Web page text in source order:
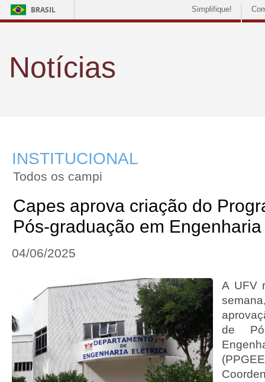
BRASIL Simplifique!
Notícias
INSTITUCIONAL
Todos os campi
Capes aprova criação do
Pós-graduação em
04/06/2025
A UFV
de